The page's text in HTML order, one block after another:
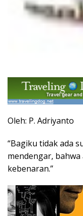
Oleh: P. Adriyanto
“Bagiku tidak ada
mendengar,
kebenaran.”